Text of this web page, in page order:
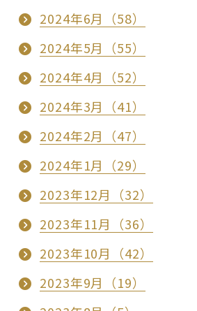
2024年6月（58）
2024年5月（55）
2024年4月（52）
2024年3月（41）
2024年2月（47）
2024年1月（29）
2023年12月（32）
2023年11月（36）
2023年10月（42）
2023年9月（19）